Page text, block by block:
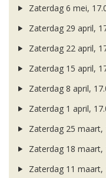
Zaterdag 6 mei,
Zaterdag 29 april,
Zaterdag 22 april,
Zaterdag 15 april,
Zaterdag 8 april,
Zaterdag 1 april,
Zaterdag 25 maart,
Zaterdag 18 maart,
Zaterdag 11 maart,